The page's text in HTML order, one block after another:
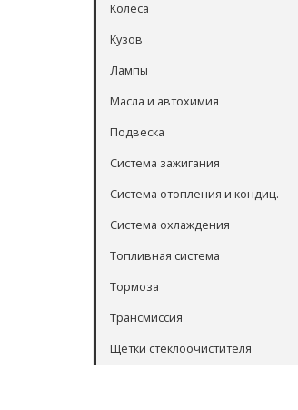
Колеса
Кузов
Лампы
Масла и автохимия
Подвеска
Система зажигания
Система отопления и кондиц.
Система охлаждения
Топливная система
Тормоза
Трансмиссия
Щетки стеклоочистителя